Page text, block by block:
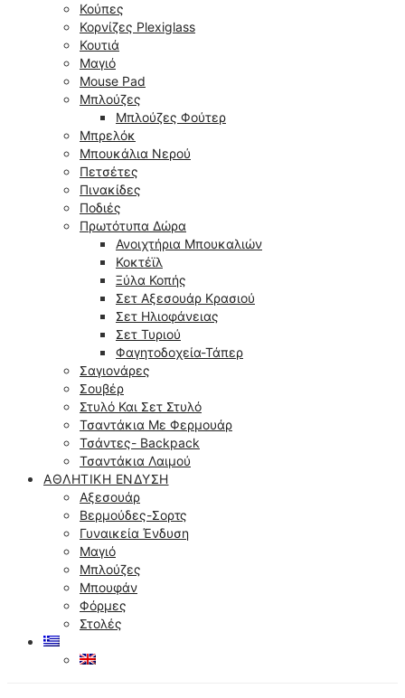
Κούπες
Κορνίζες Plexiglass
Κουτιά
Μαγιό
Mouse Pad
Μπλούζες
Μπλούζες Φούτερ
Μπρελόκ
Μπουκάλια Νερού
Πετσέτες
Πινακίδες
Ποδιές
Πρωτότυπα Δώρα
Ανοιχτήρια Μπουκαλιών
Κοκτέϊλ
Ξύλα Κοπής
Σετ Αξεσουάρ Κρασιού
Σετ Ηλιοφάνειας
Σετ Τυριού
Φαγητοδοχεία-Τάπερ
Σαγιονάρες
Σουβέρ
Στυλό Και Σετ Στυλό
Τσαντάκια Με Φερμουάρ
Τσάντες- Backpack
Τσαντάκια Λαιμού
ΑΘΛΗΤΙΚΉ ΈΝΔΥΣΗ
Αξεσουάρ
Βερμούδες-Σορτς
Γυναικεία Ένδυση
Μαγιό
Μπλούζες
Μπουφάν
Φόρμες
Στολές